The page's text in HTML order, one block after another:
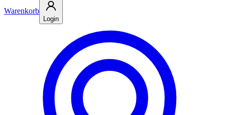
Warenkorb
Login